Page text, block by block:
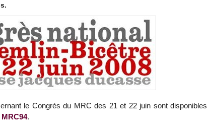
le Congrès du MRC des 21 et 22 juin sont disponibles
.